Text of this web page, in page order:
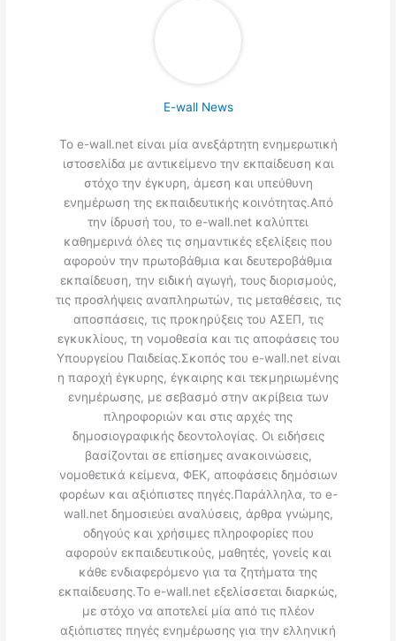
E-wall News
Το e-wall.net είναι μία ανεξάρτητη ενημερωτική
ιστοσελίδα με αντικείμενο την εκπαίδευση και
στόχο την έγκυρη, άμεση και υπεύθυνη
ενημέρωση της εκπαιδευτικής κοινότητας.Από
την ίδρυσή του, το e-wall.net καλύπτει
καθημερινά όλες τις σημαντικές εξελίξεις που
αφορούν την πρωτοβάθμια και δευτεροβάθμια
εκπαίδευση, την ειδική αγωγή, τους διορισμούς,
τις προσλήψεις αναπληρωτών, τις μεταθέσεις, τις
αποσπάσεις, τις προκηρύξεις του ΑΣΕΠ, τις
εγκυκλίους, τη νομοθεσία και τις αποφάσεις του
Υπουργείου Παιδείας.Σκοπός του e-wall.net είναι
η παροχή έγκυρης, έγκαιρης και τεκμηριωμένης
ενημέρωσης, με σεβασμό στην ακρίβεια των
πληροφοριών και στις αρχές της
δημοσιογραφικής δεοντολογίας. Οι ειδήσεις
βασίζονται σε επίσημες ανακοινώσεις,
νομοθετικά κείμενα, ΦΕΚ, αποφάσεις δημόσιων
φορέων και αξιόπιστες πηγές.Παράλληλα, το e-
wall.net δημοσιεύει αναλύσεις, άρθρα γνώμης,
οδηγούς και χρήσιμες πληροφορίες που
αφορούν εκπαιδευτικούς, μαθητές, γονείς και
κάθε ενδιαφερόμενο για τα ζητήματα της
εκπαίδευσης.Το e-wall.net εξελίσσεται διαρκώς,
με στόχο να αποτελεί μία από τις πλέον
αξιόπιστες πηγές ενημέρωσης για την ελληνική